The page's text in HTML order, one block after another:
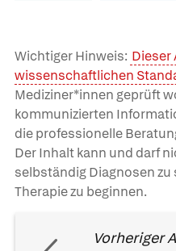
Wichtiger Hinweis: Dieser
wissenschaftlichen
Mediziner*innen geprüft
kommunizierten
die professionelle
Der Inhalt kann und darf
selbständig Diagnosen
Therapie zu beginnen.
Vorheriger